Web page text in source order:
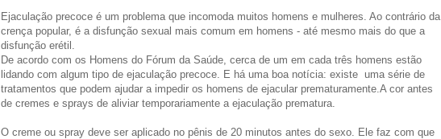
Ejaculação precoce é um problema que incomoda muitos homens e mulheres. Ao contrário da
crença popular, é a disfunção sexual mais comum em homens - até mesmo mais do que a
disfunção erétil.
De acordo com os Homens do Fórum da Saúde, cerca de um em cada três homens estão
lidando com algum tipo de ejaculação precoce. E há uma boa notícia: existe uma série de
tratamentos que podem ajudar a impedir os homens de ejacular prematuramente.A cor antes
de cremes e sprays de aliviar temporariamente a ejaculação prematura.
O creme ou spray deve ser aplicado no pênis de 20 minutos antes do sexo. Ele faz com que